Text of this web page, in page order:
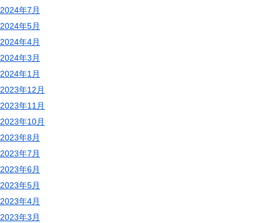
2024年7月
2024年5月
2024年4月
2024年3月
2024年1月
2023年12月
2023年11月
2023年10月
2023年8月
2023年7月
2023年6月
2023年5月
2023年4月
2023年3月